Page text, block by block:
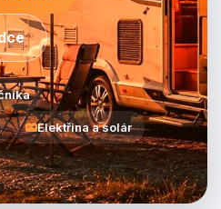
Elektřina a solár